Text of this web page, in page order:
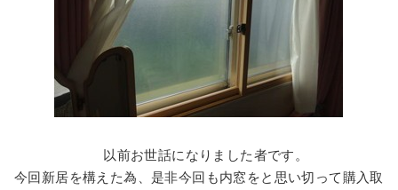
以前お世話になりました者です。
今回新居を構えた為、是非今回も内窓をと思い切って購入取